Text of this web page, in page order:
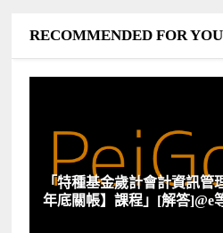
RECOMMENDED FOR YOU
「特種基金歲計會計資訊管
年底關帳】課程」[解答]@e